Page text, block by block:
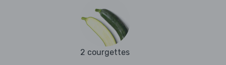
2 courgettes